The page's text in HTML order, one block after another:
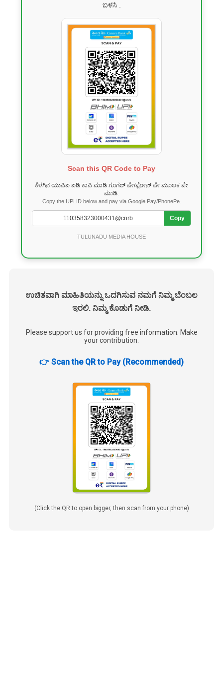
ಬಳಸಿ .
Scan this QR Code to Pay
ಕೆಳಗಿನ ಯುಪಿಐ ಐಡಿ ಕಾಪಿ ಮಾಡಿ ಗೂಗಲ್ ಪೇ/ಫೋನ್ ಪೇ ಮೂಲಕ ಪೇ
ಮಾಡಿ.
Copy the UPI ID below and pay via Google Pay/PhonePe.
Copy
TULUNADU MEDIA HOUSE
ಉಚಿತವಾಗಿ ಮಾಹಿತಿಯನ್ನು ಒದಗಿಸುವ ನಮಗೆ ನಿಮ್ಮ ಬೆಂಬಲ
ಇರಲಿ. ನಿಮ್ಮ ಕೊಡುಗೆ ನೀಡಿ.
Please support us for providing free information. Make
your contribution.
👉 Scan the QR to Pay (Recommended)
(Click the QR to open bigger, then scan from your phone)